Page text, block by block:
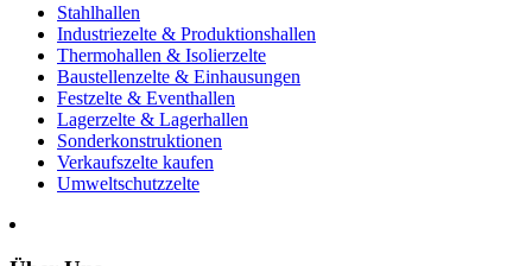
Stahlhallen
Industriezelte & Produktionshallen
Thermohallen & Isolierzelte
Baustellenzelte & Einhausungen
Festzelte & Eventhallen
Lagerzelte & Lagerhallen
Sonderkonstruktionen
Verkaufszelte kaufen
Umweltschutzzelte